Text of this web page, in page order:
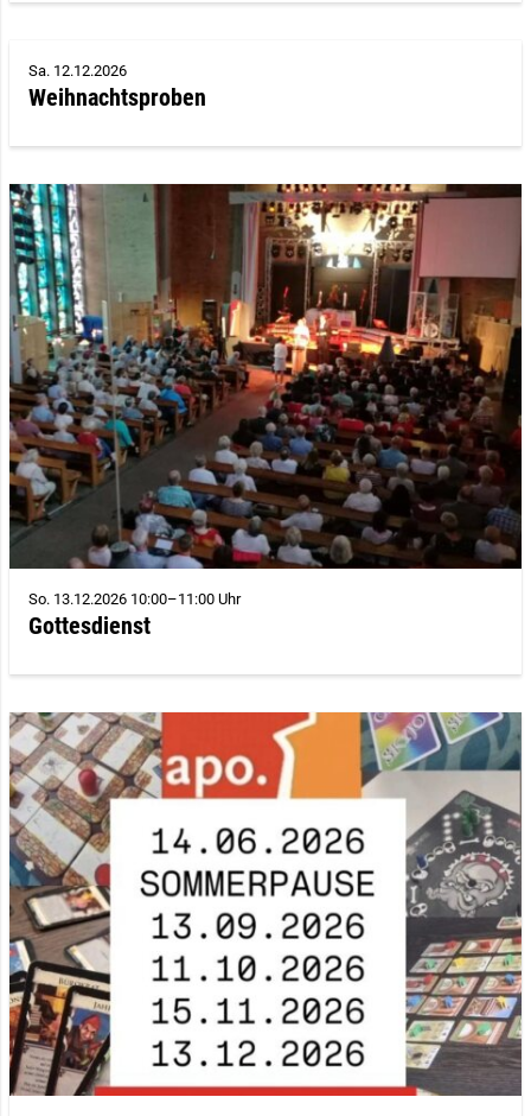
Sa. 12.12.2026
Weihnachtsproben
So. 13.12.2026 10:00–11:00 Uhr
Gottesdienst